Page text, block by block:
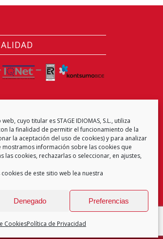
cuyo titular es STAGE IDIOMAS, S.L., utiliza
la finalidad de permitir el funcionamiento de la
la aceptación del uso de cookies) y para analizar
mostramos información sobre las cookies que
las cookies, rechazarlas o seleccionar, en ajustes,
de este sitio web lea nuestra
Denegado Preferencias
CookiesPolítica de Privacidad
EXAMINADOR
Legal Política de Cookies